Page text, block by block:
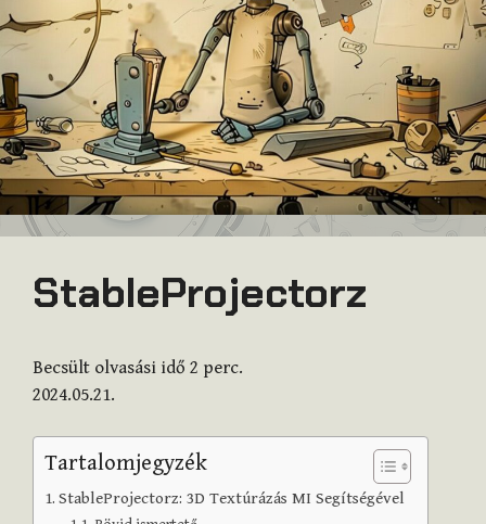
StableProjectorz
Becsült olvasási idő 2 perc.
2024.05.21.
Tartalomjegyzék
StableProjectorz: 3D Textúrázás MI Segítségével